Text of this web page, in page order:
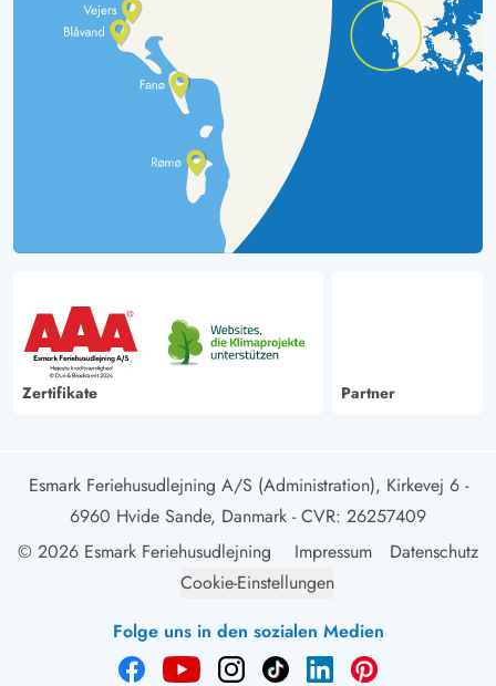
Zertifikate Partner
Esmark Feriehusudlejning A/S (Administration), Kirkevej 6 -
6960 Hvide Sande, Danmark - CVR: 26257409
© 2026 Esmark Feriehusudlejning
Impressum
Datenschutz
Cookie-Einstellungen
Folge uns in den sozialen Medien